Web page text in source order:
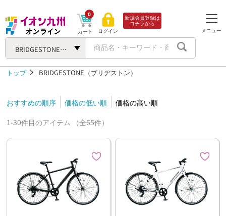
BRIDGESTONE（ブリヂストン）
カート
0
ログイン
新規会員登録は
コチラから
メニュー
トップ BRIDGESTONE（ブリヂストン）
おすすめの順序 価格の低い順
価格の高い順
1-30件目のアイテム （全65件）